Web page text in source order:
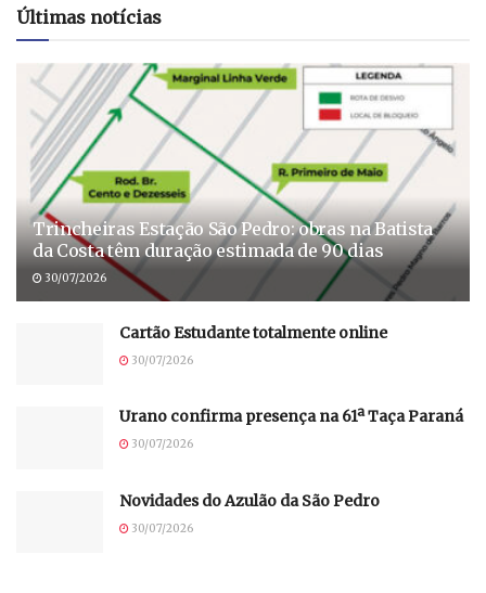
Últimas notícias
Trincheiras Estação São Pedro: obras na Batista
da Costa têm duração estimada de 90 dias
30/07/2026
Cartão Estudante totalmente online
30/07/2026
Urano confirma presença na 61ª Taça Paraná
30/07/2026
Novidades do Azulão da São Pedro
30/07/2026